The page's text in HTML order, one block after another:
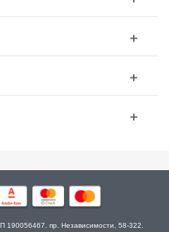
пр. Независимости, 58-322.